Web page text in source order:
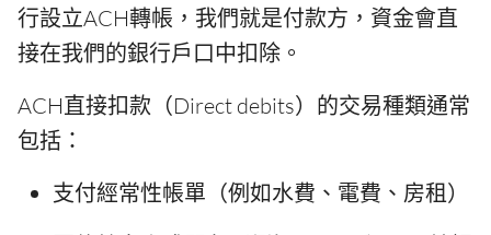
行設立ACH轉帳，我們就是付款方，資金會直
接在我們的銀行戶口中扣除。
ACH直接扣款（Direct debits）的交易種類通常
包括：
支付經常性帳單（例如水費、電費、房租）